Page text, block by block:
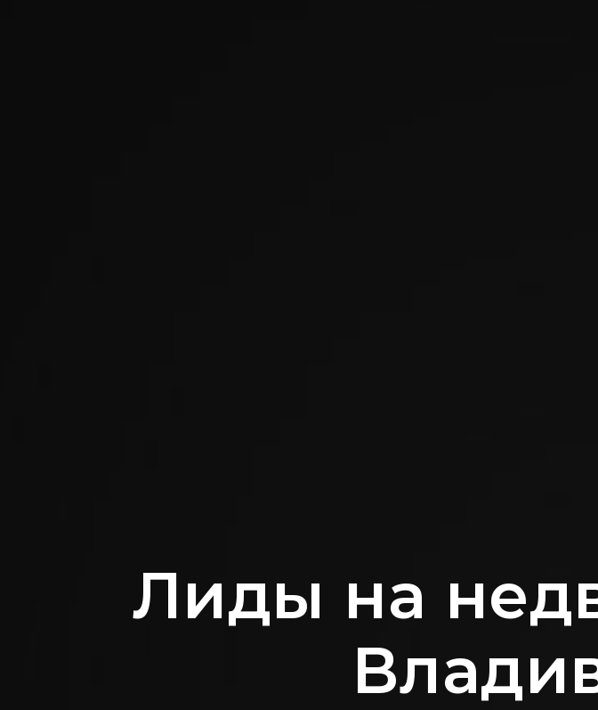
Лиды на